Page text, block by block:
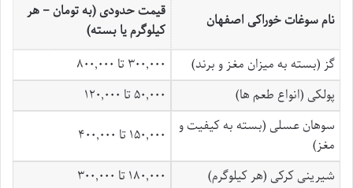
نام سوغات خوراکی اصفهان
قیمت حدودی (به تومان – هر
کیلوگرم یا بسته)
گز (بسته به میزان مغز و برند)
۳۰۰,۰۰۰ تا ۸۰۰,۰۰۰
پولکی (انواع طعم ها)
۵۰,۰۰۰ تا ۱۲۰,۰۰۰
سوهان عسلی (بسته به کیفیت و
مغز)
۱۵۰,۰۰۰ تا ۴۰۰,۰۰۰
شیرینی کرکی (هر کیلوگرم)
۱۸۰,۰۰۰ تا ۳۰۰,۰۰۰